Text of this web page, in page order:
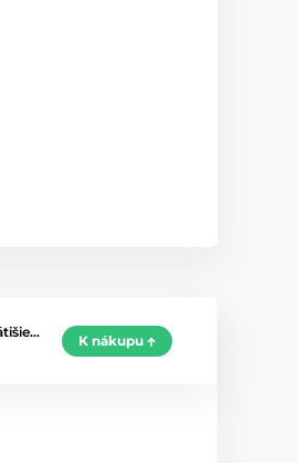
K nákupu